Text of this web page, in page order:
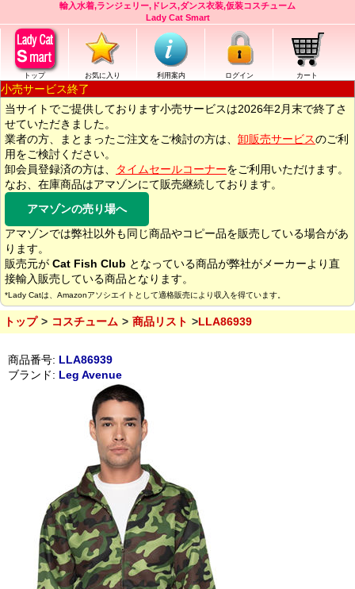
輸入水着,ランジェリー,ドレス,ダンス衣装,仮装コスチューム
Lady Cat Smart
トップ お気に入り 利用案内 ログイン カート
小売サービス終了
当サイトでご提供しております小売サービスは2026年2月末で終了さ
せていただきました。
業者の方、まとまったご注文をご検討の方は、 卸販売サービスのご利
用をご検討ください。
卸会員登録済の方は、
タイムセールコーナーをご利用いただけます。
なお、在庫商品はアマゾンにて販売継続しております。
アマゾンの売り場へ
アマゾンでは弊社以外も同じ商品やコピー品を販売している場合があ
ります。
販売元が Cat Fish Club となっている商品が弊社がメーカーより直
接輸入販売している商品となります。
*Lady Catは、Amazonアソシエイトとして適格販売により収入を得ています。
トップ コスチューム 商品リスト LLA86939
商品番号: LLA86939
ブランド: Leg Avenue